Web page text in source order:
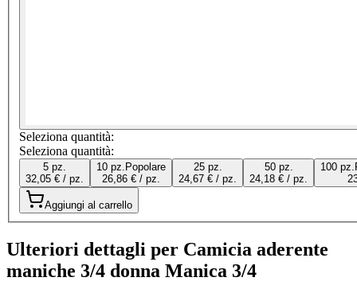
Seleziona quantità:
Seleziona quantità:
5 pz.
32,05 € / pz.
10 pz. Popolare
26,86 € / pz.
25 pz.
24,67 € / pz.
50 pz.
24,18 € / pz.
100 pz.
Aggiungi al carrello
Ulteriori dettagli per Camicia aderente
maniche 3/4 donna Manica 3/4